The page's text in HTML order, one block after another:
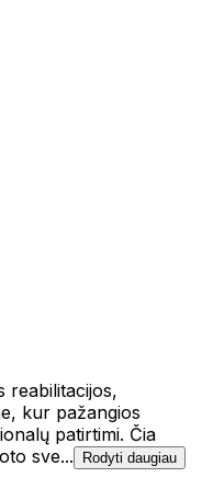
reabilitacijos,
kur pažangios
patirtimi. Čia
sve...
Rodyti daugiau